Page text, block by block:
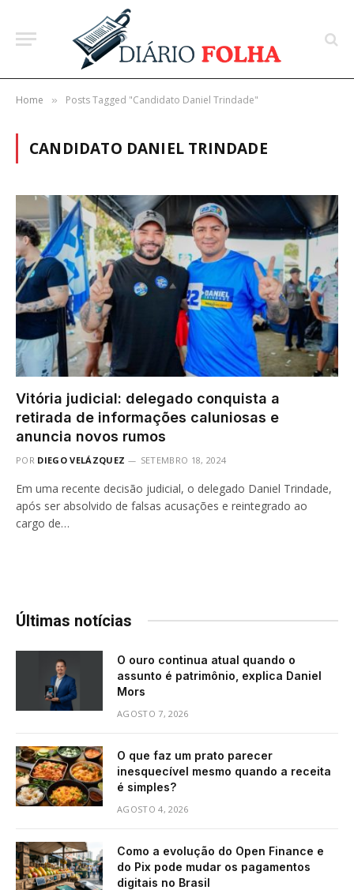
Home » Posts Tagged "Candidato Daniel Trindade"
CANDIDATO DANIEL TRINDADE
Vitória judicial: delegado conquista a
retirada de informações caluniosas e
anuncia novos rumos
POR DIEGO VELÁZQUEZ SETEMBRO 18, 2024
Em uma recente decisão judicial, o delegado Daniel Trindade,
após ser absolvido de falsas acusações e reintegrado ao
cargo de…
Últimas notícias
O ouro continua atual quando o
assunto é patrimônio, explica Daniel
Mors
AGOSTO 7, 2026
O que faz um prato parecer
inesquecível mesmo quando a receita
é simples?
AGOSTO 4, 2026
Como a evolução do Open Finance e
do Pix pode mudar os pagamentos
digitais no Brasil